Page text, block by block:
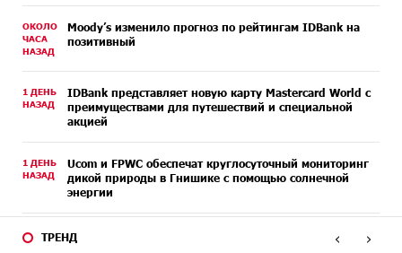
ОКОЛО
ЧАСА
НАЗАД
Moody’s изменило прогноз по рейтингам IDBank на
позитивный
1 ДЕНЬ
НАЗАД
IDBank представляет новую карту Mastercard World с
преимуществами для путешествий и специальной
акцией
1 ДЕНЬ
НАЗАД
Ucom и FPWC обеспечат круглосуточный мониторинг
дикой природы в Гнишике с помощью солнечной
энергии
3 ДНЕЙ
НАЗАД
Idram и IDBank - рядом со стартапами на Seaside
ТРЕНД ‹ ›